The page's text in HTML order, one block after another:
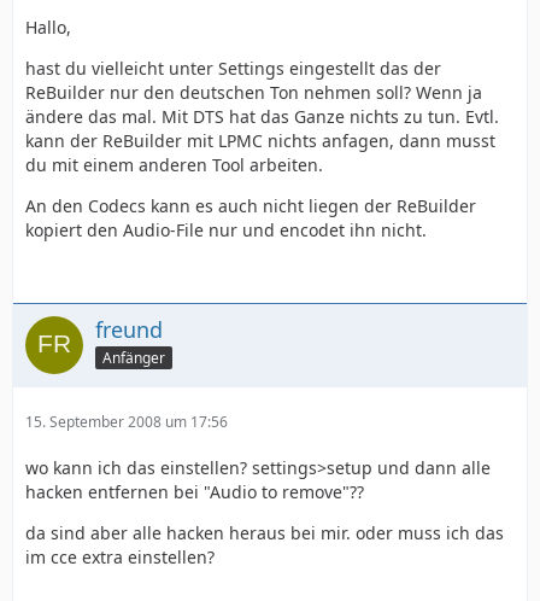
Hallo,
hast du vielleicht unter Settings eingestellt das der
ReBuilder nur den deutschen Ton nehmen soll? Wenn ja
ändere das mal. Mit DTS hat das Ganze nichts zu tun. Evtl.
kann der ReBuilder mit LPMC nichts anfagen, dann musst
du mit einem anderen Tool arbeiten.
An den Codecs kann es auch nicht liegen der ReBuilder
kopiert den Audio-File nur und encodet ihn nicht.
freund
Anfänger
15. September 2008 um 17:56
wo kann ich das einstellen? settings>setup und dann alle
hacken entfernen bei "Audio to remove"??
da sind aber alle hacken heraus bei mir. oder muss ich das
im cce extra einstellen?